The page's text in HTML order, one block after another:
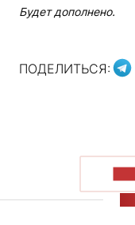
Будет дополнено.
ПОДЕЛИТЬСЯ: